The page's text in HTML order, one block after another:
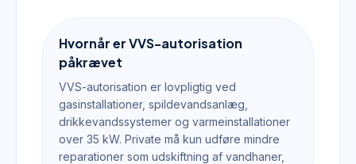
Hvornår er VVS-autorisation
påkrævet
VVS-autorisation er lovpligtig ved
gasinstallationer, spildevandsanlæg,
drikkevandssystemer og varmeinstallationer
over 35 kW. Private må kun udføre mindre
reparationer som udskiftning af vandhaner,